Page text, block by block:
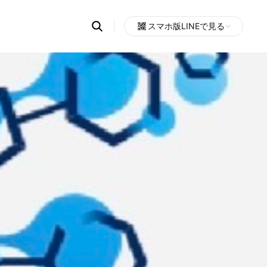
Search
OpenChats
messages
search
area
スマホ版LINEで見る